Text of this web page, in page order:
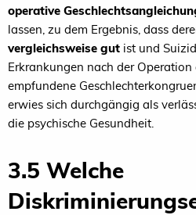
operative
lassen, zu dem Ergebnis, dass
vergleichsweise gut ist und
Erkrankungen nach der Operation
empfundene
erwies sich durchgängig als
die psychische Gesundheit.
3.5 Welche